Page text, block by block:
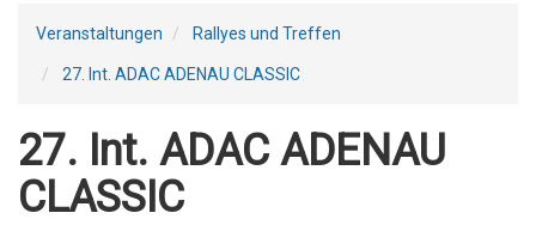
Veranstaltungen Rallyes und Treffen
27. Int. ADAC ADENAU CLASSIC
27. Int. ADAC ADENAU
CLASSIC